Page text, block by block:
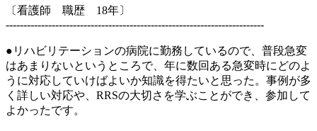
〔看護師 職歴 18年〕
-------------------------------------------------------------------------
●リハビリテーションの病院に勤務しているので、普段急変
はあまりないというところで、年に数回ある急変時にどのよ
うに対応していけばよいか知識を得たいと思った。事例が多
く詳しい対応や、RRSの大切さを学ぶことができ、参加して
よかったです。